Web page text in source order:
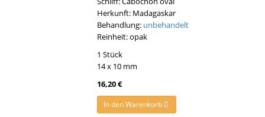
Herkunft: Madagaskar
Behandlung: unbehandelt
Reinheit: opak
1 Stück
14 x 10 mm
16,20 €
In den Warenkorb